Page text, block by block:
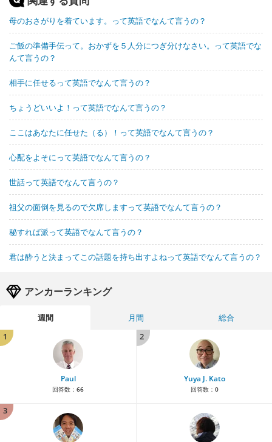
母のおさがりを着ています。って英語でなんて言うの？
ご飯の準備手伝って。おかずを５人分につぎ分けなさい。って英語でな
んて言うの？
相手に任せるって英語でなんて言うの？
ちょうどいいよ！って英語でなんて言うの？
ここはあなたに任せた（る）！って英語でなんて言うの？
心配をよそにって英語でなんて言うの？
世話って英語でなんて言うの？
祖父の面倒を見るので欠席しますって英語でなんて言うの？
秘すれば派って英語でなんて言うの？
君は酔うと決まってこの話題を持ち出すよねって英語でなんて言うの？
アンカーランキング
週間 月間
総合
1
Paul
回答数： 66
2
Yuya J. Kato
回答数： 0
3